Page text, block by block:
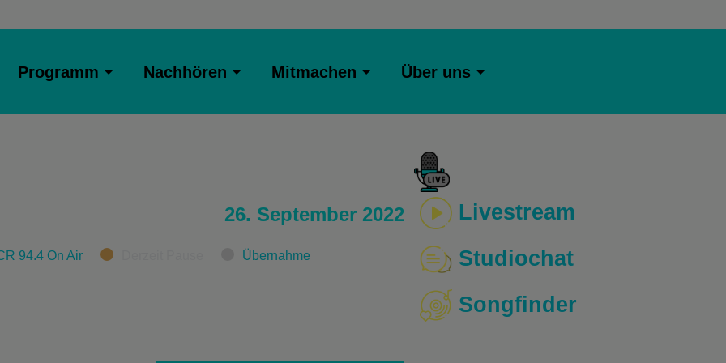
Programm Nachhören Mitmachen Über uns
26. September 2022
94.4 On Air Übernahme
Livestream
Studiochat
Songfinder